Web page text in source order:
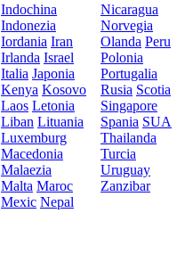
Indochina
Indonezia
Iordania Iran
Irlanda Israel
Italia Japonia
Kenya Kosovo
Laos Letonia
Liban Lituania
Luxemburg
Macedonia
Malaezia
Malta Maroc
Mexic Nepal
Nicaragua
Norvegia
Olanda Peru
Polonia
Portugalia
Rusia Scotia
Singapore
Spania SUA
Thailanda
Turcia
Uruguay
Zanzibar